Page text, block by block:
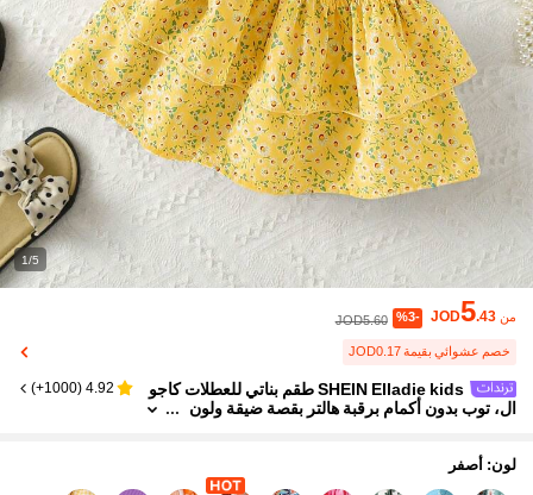
1/5
من JOD5.43
%3-
JOD5.60
خصم عشوائي بقيمة JOD0.17
SHEIN Elladie kids طقم بناتي للعطلات كاجو
ال، توب بدون أكمام برقبة هالتر بقصة ضيقة ولون
4.92
(
1000+
)
لون: أصفر